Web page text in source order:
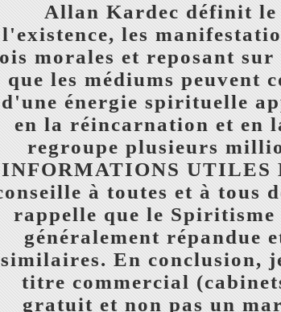
Allan Kardec définit le
l'existence, les
morales et reposant sur
que les médiums peuvent
d'une énergie spirituelle
en la réincarnation et en
regroupe plusieurs
INFORMATIONS UTILES
à toutes et à tous
rappelle que le
généralement répandue
similaires. En conclusion,
titre commercial
gratuit et non pas un